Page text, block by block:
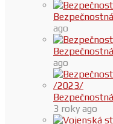
ago
ago
3 roky ago